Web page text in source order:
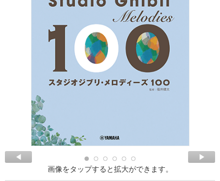
画像をタップすると拡大ができます。